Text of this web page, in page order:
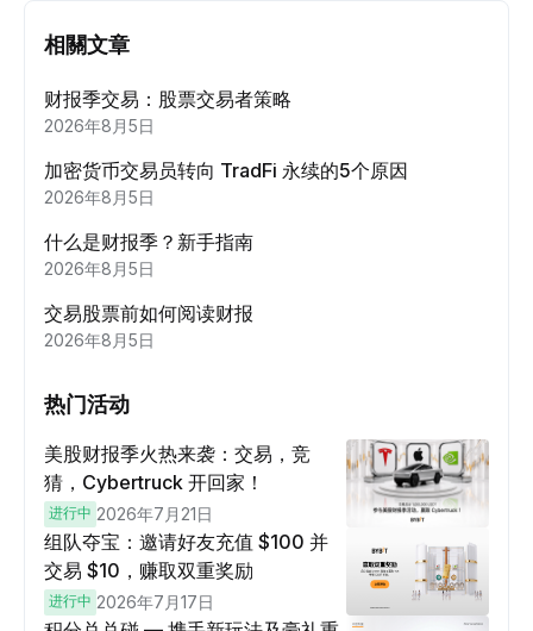
相關文章
财报季交易：股票交易者策略
2026年8月5日
加密货币交易员转向 TradFi 永续的5个原因
2026年8月5日
什么是财报季？新手指南
2026年8月5日
交易股票前如何阅读财报
2026年8月5日
热门活动
美股财报季火热来袭：交易，竞
猜，Cybertruck 开回家！
进行中 2026年7月21日
组队夺宝：邀请好友充值 $100 并
交易 $10，赚取双重奖励
进行中 2026年7月17日